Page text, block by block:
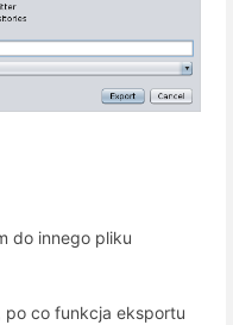
do innego pliku
po co funkcja eksportu